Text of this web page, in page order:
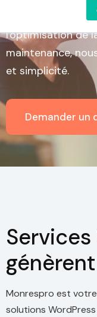
De la création
l'optimisation de
maintenance,
et simplicité.
Demander un
Monrespro est
solutions